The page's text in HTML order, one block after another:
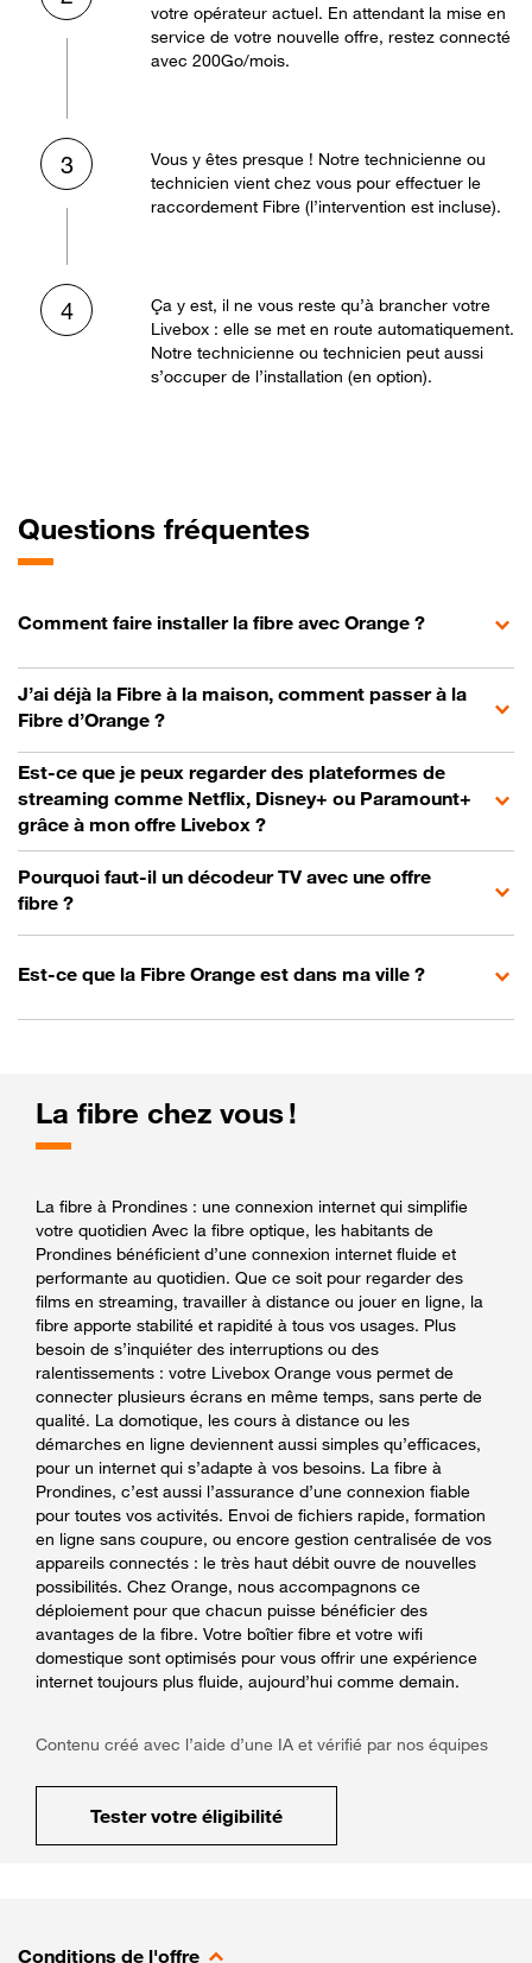
votre opérateur actuel. En attendant la mise en
service de votre nouvelle offre, restez connecté
avec 200Go/mois.
3
Vous y êtes presque ! Notre technicienne ou
technicien vient chez vous pour effectuer le
raccordement Fibre (l’intervention est incluse).
4
Ça y est, il ne vous reste qu’à brancher votre
Livebox : elle se met en route automatiquement.
Notre technicienne ou technicien peut aussi
s’occuper de l’installation (en option).
Questions fréquentes
Comment faire installer la fibre avec Orange ?
J’ai déjà la Fibre à la maison, comment passer à la
Fibre d’Orange ?
Est-ce que je peux regarder des plateformes de
streaming comme Netflix, Disney+ ou Paramount+
grâce à mon offre Livebox ?
Pourquoi faut-il un décodeur TV avec une offre
fibre ?
Est-ce que la Fibre Orange est dans ma ville ?
La fibre chez vous !
La fibre à Prondines : une connexion internet qui simplifie
votre quotidien Avec la fibre optique, les habitants de
Prondines bénéficient d’une connexion internet fluide et
performante au quotidien. Que ce soit pour regarder des
films en streaming, travailler à distance ou jouer en ligne, la
fibre apporte stabilité et rapidité à tous vos usages. Plus
besoin de s’inquiéter des interruptions ou des
ralentissements : votre Livebox Orange vous permet de
connecter plusieurs écrans en même temps, sans perte de
qualité. La domotique, les cours à distance ou les
démarches en ligne deviennent aussi simples qu’efficaces,
pour un internet qui s’adapte à vos besoins. La fibre à
Prondines, c’est aussi l’assurance d’une connexion fiable
pour toutes vos activités. Envoi de fichiers rapide, formation
en ligne sans coupure, ou encore gestion centralisée de vos
appareils connectés : le très haut débit ouvre de nouvelles
possibilités. Chez Orange, nous accompagnons ce
déploiement pour que chacun puisse bénéficier des
avantages de la fibre. Votre boîtier fibre et votre wifi
domestique sont optimisés pour vous offrir une expérience
internet toujours plus fluide, aujourd’hui comme demain.
Contenu créé avec l’aide d’une IA et vérifié par nos équipes
Tester votre éligibilité
Conditions de l'offre